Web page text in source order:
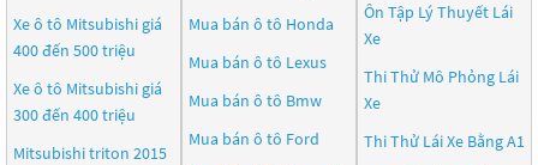
Xe ô tô Mitsubishi giá
400 đến 500 triệu
Xe ô tô Mitsubishi giá
300 đến 400 triệu
Mitsubishi triton 2015
Mua bán ô tô Honda
Mua bán ô tô Lexus
Mua bán ô tô Bmw
Mua bán ô tô Ford
Ôn Tập Lý Thuyết Lái
Xe
Thi Thử Mô Phỏng Lái
Xe
Thi Thử Lái Xe Bằng A1